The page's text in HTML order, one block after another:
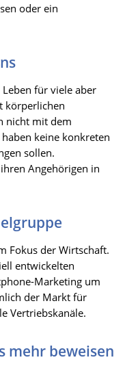
oder ein
für viele aber
körperlichen
nicht mit dem
keine konkreten
sollen.
Angehörigen in
Fokus der Wirtschaft.
entwickelten
Marketing um
der Markt für
Vertriebskanäle.
mehr beweisen